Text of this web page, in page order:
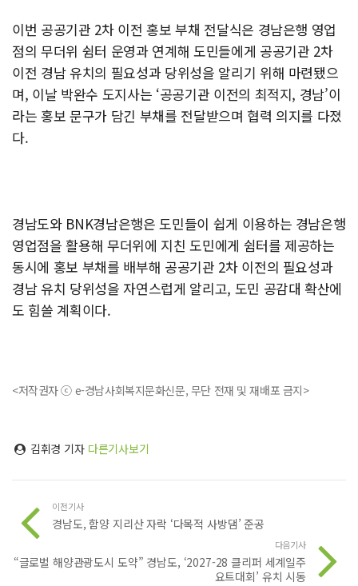
이번 공공기관 2차 이전 홍보 부채 전달식은 경남은행 영업
점의 무더위 쉼터 운영과 연계해 도민들에게 공공기관 2차
이전 경남 유치의 필요성과 당위성을 알리기 위해 마련됐으
며, 이날 박완수 도지사는 ‘공공기관 이전의 최적지, 경남’이
라는 홍보 문구가 담긴 부채를 전달받으며 협력 의지를 다졌
다.
경남도와 BNK경남은행은 도민들이 쉽게 이용하는 경남은행
영업점을 활용해 무더위에 지친 도민에게 쉼터를 제공하는
동시에 홍보 부채를 배부해 공공기관 2차 이전의 필요성과
경남 유치 당위성을 자연스럽게 알리고, 도민 공감대 확산에
도 힘쓸 계획이다.
<저작권자 ⓒ e-경남사회복지문화신문, 무단 전재 및 재배포 금지>
김휘경 기자 다른기사보기
이전기사
경남도, 함양 지리산 자락 ‘다목적 사방댐’ 준공
다음기사
“글로벌 해양관광도시 도약” 경남도, ‘2027-28 클리퍼 세계일주
요트대회’ 유치 시동